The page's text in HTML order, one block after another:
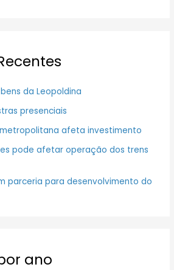
da Leopoldina
presenciais
afeta investimento
pode afetar operação dos trens
parceria para desenvolvimento do
ano